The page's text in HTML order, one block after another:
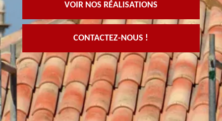
VOIR NOS RÉALISATIONS
CONTACTEZ-NOUS !